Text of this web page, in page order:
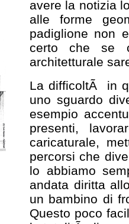
avere la notizia
alle forme
padiglione non
certo che se
architetturale
La difficoltÃ in
uno sguardo
esempio
presenti,
caricaturale,
percorsi che
lo abbiamo
andata diritta
un bambino di
Questo poco